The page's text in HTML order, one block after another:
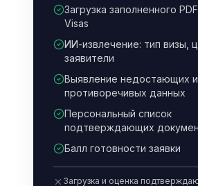
Загрузка заполненного
Visas
ИИ-извлечение: тип визы,
заявители
Выявление недостающих
противоречивых данных
Персональный список
подтверждающих
Балл готовности заявки
Загрузка и оценка